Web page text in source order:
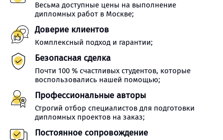
Весьма доступные цены на выполнение
дипломных работ в Москве;
Доверие клиентов
Комплексный подход и гарантии;
Безопасная сделка
Почти 100 % счастливых студентов, которые
воспользовались нашей помощью;
Профессиональные авторы
Строгий отбор специалистов для подготовки
дипломных проектов на заказ;
Постоянное сопровождение